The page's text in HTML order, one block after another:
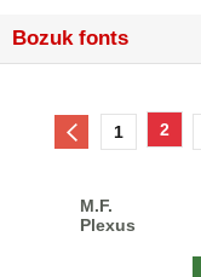
Bozuk fonts
1 2
M.F.
Plexus